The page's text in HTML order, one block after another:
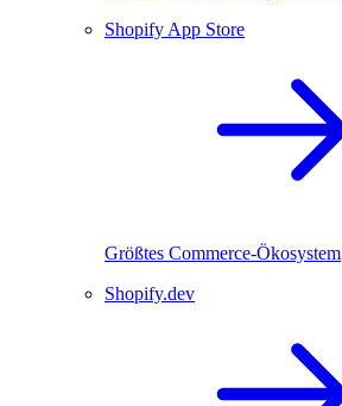
Shopify App Store
Größtes Commerce-Ökosystem
Shopify.dev